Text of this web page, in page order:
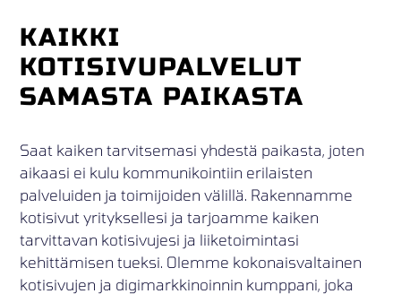
KAIKKI
KOTISIVUPALVELUT
SAMASTA PAIKASTA
Saat kaiken tarvitsemasi yhdestä paikasta, joten
aikaasi ei kulu kommunikointiin erilaisten
palveluiden ja toimijoiden välillä. Rakennamme
kotisivut yrityksellesi ja tarjoamme kaiken
tarvittavan kotisivujesi ja liiketoimintasi
kehittämisen tueksi. Olemme kokonaisvaltainen
kotisivujen ja digimarkkinoinnin kumppani, joka